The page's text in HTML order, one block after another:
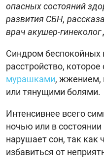
опасных состояний
развития СБН,
врач акушер-
Синдром беспокойных
расстройство,
мурашками, жжением,
или тянущими болями.
Интенсивнее всего
ночью или в
нарушает сон, так как
избавиться от